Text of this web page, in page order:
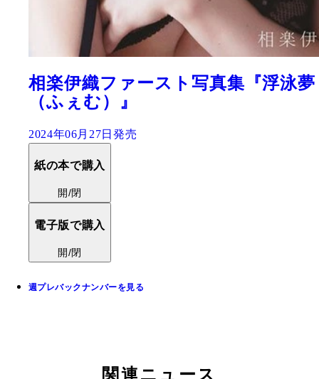
相楽伊織ファースト写真集『浮泳夢
（ふぇむ）』
2024年06月27日発売
紙の本で購入
開/閉
電子版で購入
開/閉
週プレバックナンバーを見る
関連ニュース